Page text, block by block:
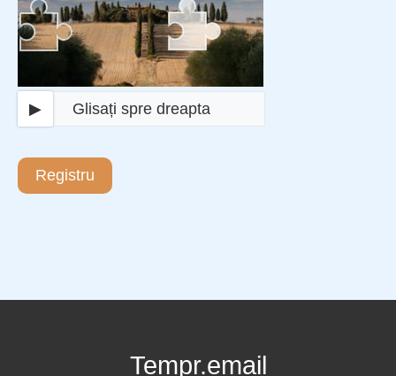
▶ Glisați spre dreapta
Registru
Tempr.email